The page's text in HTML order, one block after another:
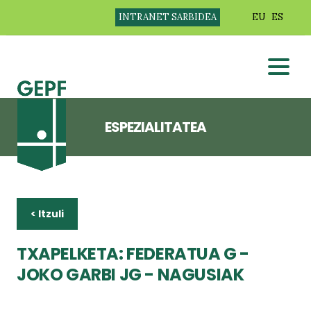
INTRANET SARBIDEA EU ES
ESPEZIALITATEA
< Itzuli
TXAPELKETA: FEDERATUA G -
JOKO GARBI JG - NAGUSIAK